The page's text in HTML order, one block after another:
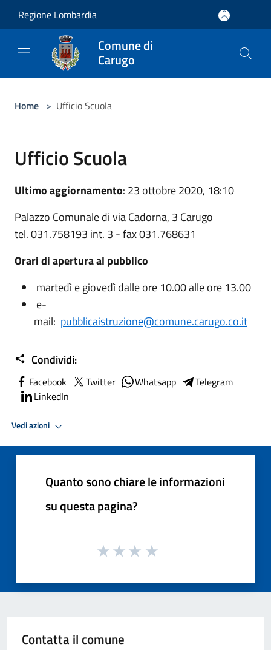
Regione Lombardia
Comune di
Carugo
Home > Ufficio Scuola
Ufficio Scuola
Ultimo aggiornamento: 23 ottobre 2020, 18:10
Palazzo Comunale di via Cadorna, 3 Carugo
tel. 031.758193 int. 3 - fax 031.768631
Orari di apertura al pubblico
martedì e giovedì dalle ore 10.00 alle ore 13.00
e-
mail: pubblicaistruzione@comune.carugo.co.it
Condividi:
Facebook Twitter Whatsapp
Telegram
LinkedIn
Vedi azioni
Quanto sono chiare le informazioni
su questa pagina?
Contatta il comune